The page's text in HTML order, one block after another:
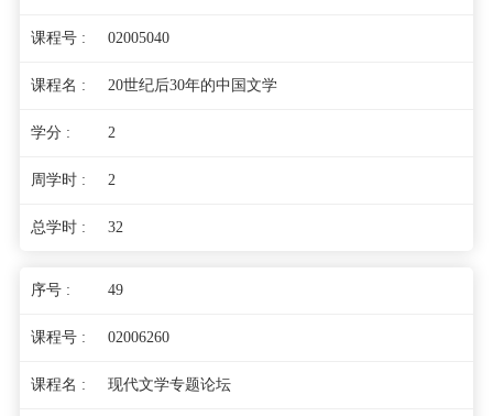
02005040
20世纪后30年的中国文学
2
2
32
49
02006260
现代文学专题论坛